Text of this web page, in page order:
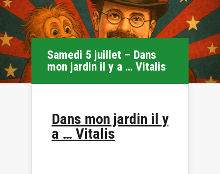
Samedi 5 juillet – Dans
mon jardin il y a … Vitalis
Dans mon jardin il y
a … Vitalis